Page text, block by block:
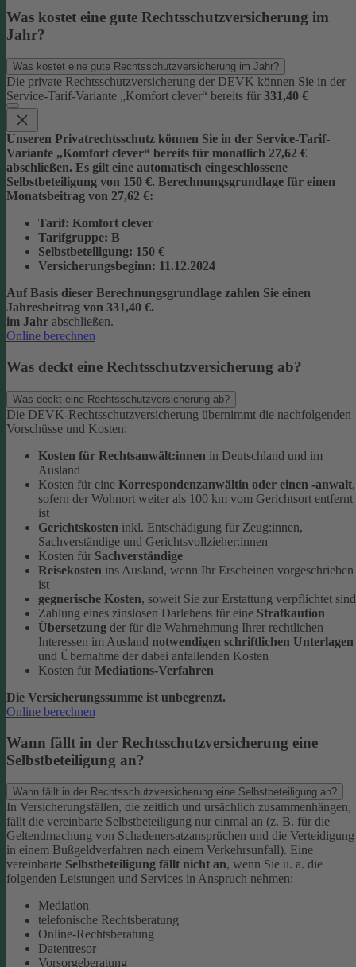
Was kostet eine gute Rechtsschutzversicherung im
Jahr?
Was kostet eine gute Rechtsschutzversicherung im Jahr?
Die private Rechtsschutzversicherung der DEVK können Sie in der
Service-Tarif-Variante „Komfort clever“ bereits für 331,40 €
Unseren Privatrechtsschutz können Sie in der Service-Tarif-
Variante „Komfort clever“ bereits für monatlich 27,62 €
abschließen. Es gilt eine automatisch eingeschlossene
Selbstbeteiligung von 150 €. Berechnungsgrundlage für einen
Monatsbeitrag von 27,62 €:
Tarif: Komfort clever
Tarifgruppe: B
Selbstbeteiligung: 150 €
Versicherungsbeginn: 11.12.2024
Auf Basis dieser Berechnungsgrundlage zahlen Sie einen
Jahresbeitrag von 331,40 €.
im Jahr abschließen.
Online berechnen
Was deckt eine Rechtsschutzversicherung ab?
Was deckt eine Rechtsschutzversicherung ab?
Die DEVK-Rechtsschutzversicherung übernimmt die nachfolgenden
Vorschüsse und Kosten:
Kosten für Rechtsanwält:innen in Deutschland und im
Ausland
Kosten für eine Korrespondenzanwältin oder einen -anwalt,
sofern der Wohnort weiter als 100 km vom Gerichtsort entfernt
ist
Gerichtskosten inkl. Entschädigung für Zeug:innen,
Sachverständige und Gerichtsvollzieher:innen
Kosten für Sachverständige
Reisekosten ins Ausland, wenn Ihr Erscheinen vorgeschrieben
ist
gegnerische Kosten, soweit Sie zur Erstattung verpflichtet sind
Zahlung eines zinslosen Darlehens für eine Strafkaution
Übersetzung der für die Wahrnehmung Ihrer rechtlichen
Interessen im Ausland notwendigen schriftlichen Unterlagen
und Übernahme der dabei anfallenden Kosten
Kosten für Mediations-Verfahren
Die Versicherungssumme ist unbegrenzt.
Online berechnen
Wann fällt in der Rechtsschutzversicherung eine
Selbstbeteiligung an?
Wann fällt in der Rechtsschutzversicherung eine Selbstbeteiligung an?
In Versicherungsfällen, die zeitlich und ursächlich zusammenhängen,
fällt die vereinbarte Selbstbeteiligung nur einmal an (z. B. für die
Geltendmachung von Schadenersatzansprüchen und die Verteidigung
in einem Bußgeldverfahren nach einem Verkehrsunfall). Eine
vereinbarte Selbstbeteiligung fällt nicht an, wenn Sie u. a. die
folgenden Leistungen und Services in Anspruch nehmen:
Mediation
telefonische Rechtsberatung
Online-Rechtsberatung
Datentresor
Vorsorgeberatung